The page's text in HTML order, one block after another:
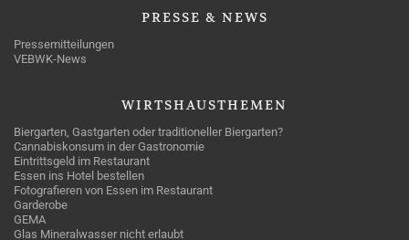
PRESSE & NEWS
Pressemitteilungen
VEBWK-News
WIRTSHAUSTHEMEN
Biergarten, Gastgarten oder traditioneller Biergarten?
Cannabiskonsum in der Gastronomie
Eintrittsgeld im Restaurant
Essen ins Hotel bestellen
Fotografieren von Essen im Restaurant
Garderobe
GEMA
Glas Mineralwasser nicht erlaubt